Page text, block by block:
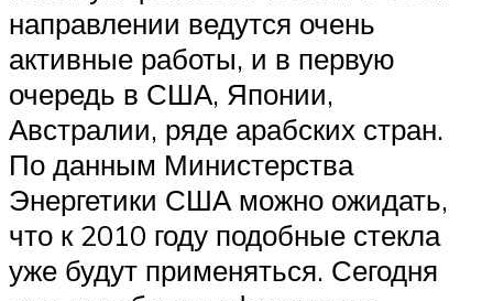
направлении ведутся очень
активные работы, и в первую
очередь в США, Японии,
Австралии, ряде арабских стран.
По данным Министерства
Энергетики США можно ожидать,
что к 2010 году подобные стекла
уже будут применяться. Сегодня